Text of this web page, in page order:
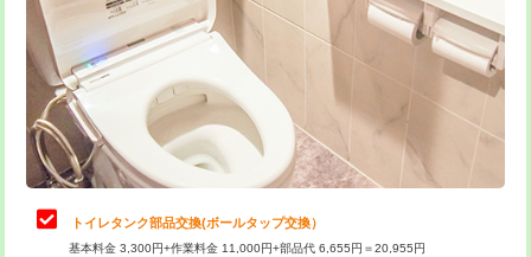
トイレタンク部品交換(ボールタップ交換）
基本料金 3,300円+作業料金 11,000円+部品代 6,655円＝20,955円